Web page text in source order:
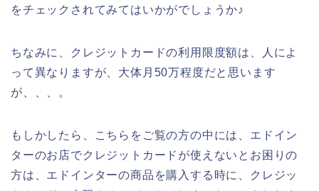
をチェックされてみてはいかがでしょうか♪
ちなみに、クレジットカードの利用限度額は、人によ
って異なりますが、大体月50万程度だと思います
が、、、。
もしかしたら、こちらをご覧の方の中には、エドイン
ターのお店でクレジットカードが使えないとお困りの
方は、エドインターの商品を購入する時に、クレジッ